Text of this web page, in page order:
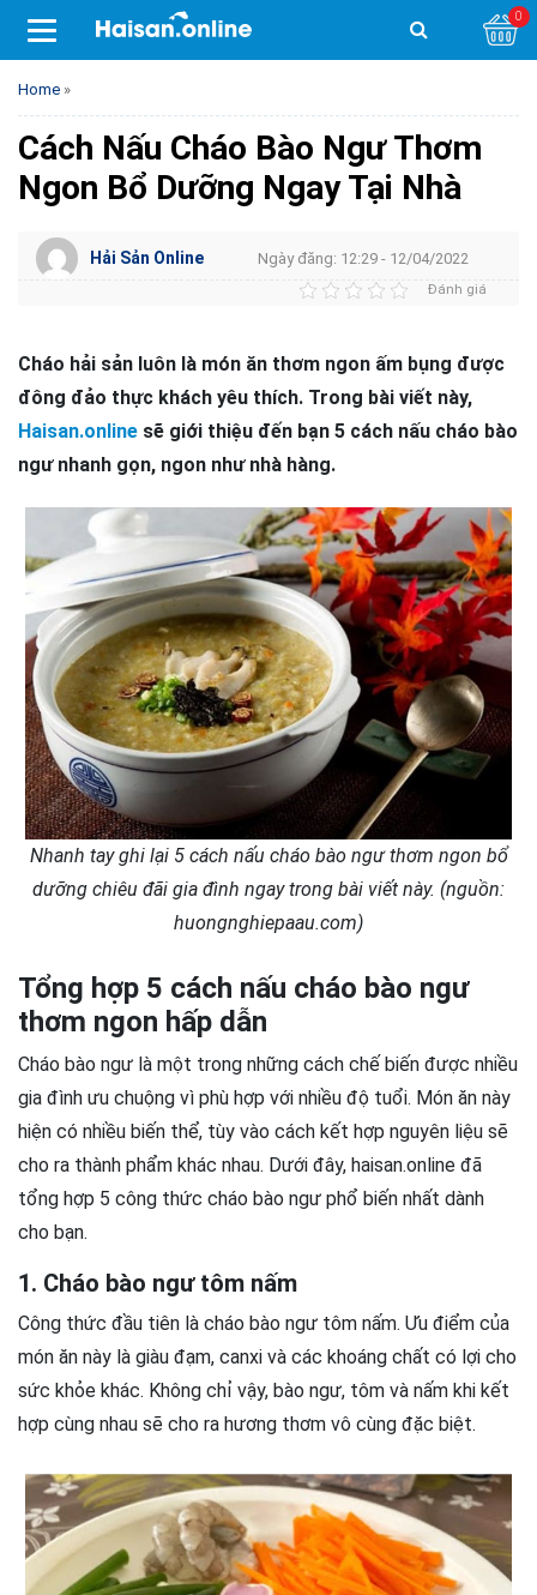
0
Home »
Cách Nấu Cháo Bào Ngư Thơm
Ngon Bổ Dưỡng Ngay Tại Nhà
Hải Sản Online Ngày đăng: 12:29 - 12/04/2022
Đánh giá
Cháo hải sản luôn là món ăn thơm ngon ấm bụng được
đông đảo thực khách yêu thích. Trong bài viết này,
Haisan.online sẽ giới thiệu đến bạn 5 cách nấu cháo bào
ngư nhanh gọn, ngon như nhà hàng.
Nhanh tay ghi lại 5 cách nấu cháo bào ngư thơm ngon bổ
dưỡng chiêu đãi gia đình ngay trong bài viết này. (nguồn:
huongnghiepaau.com)
Tổng hợp 5 cách nấu cháo bào ngư
thơm ngon hấp dẫn
Cháo bào ngư là một trong những cách chế biến được nhiều
gia đình ưu chuộng vì phù hợp với nhiều độ tuổi. Món ăn này
hiện có nhiều biến thể, tùy vào cách kết hợp nguyên liệu sẽ
cho ra thành phẩm khác nhau. Dưới đây, haisan.online đã
tổng hợp 5 công thức cháo bào ngư phổ biến nhất dành
cho bạn.
1. Cháo bào ngư tôm nấm
Công thức đầu tiên là cháo bào ngư tôm nấm. Ưu điểm của
món ăn này là giàu đạm, canxi và các khoáng chất có lợi cho
sức khỏe khác. Không chỉ vậy, bào ngư, tôm và nấm khi kết
hợp cùng nhau sẽ cho ra hương thơm vô cùng đặc biệt.